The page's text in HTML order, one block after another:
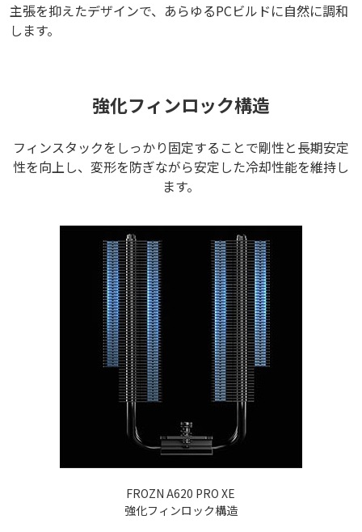
主張を抑えたデザインで、あらゆるPCビルドに自然に調和
します。
強化フィンロック構造
フィンスタックをしっかり固定することで剛性と長期安定
性を向上し、変形を防ぎながら安定した冷却性能を維持し
ます。
FROZN A620 PRO XE
強化フィンロック構造